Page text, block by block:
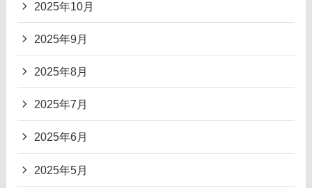
2025年10月
2025年9月
2025年8月
2025年7月
2025年6月
2025年5月